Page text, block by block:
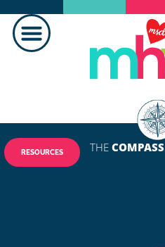
RESOURCES THE COMPASS